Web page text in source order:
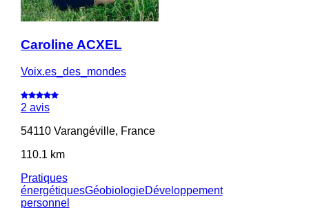
Caroline ACXEL
Voix.es_des_mondes
2 avis
54110 Varangéville, France
110.1 km
Pratiques
énergétiquesGéobiologieDéveloppement
personnel